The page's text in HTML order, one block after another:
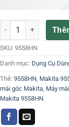
Máy mài góc Makita
SKU: 9558HN
Danh mục: Dụng Cụ
Thẻ: 9558HN, Makita
mài góc Makita, Máy
Makita 9558HN